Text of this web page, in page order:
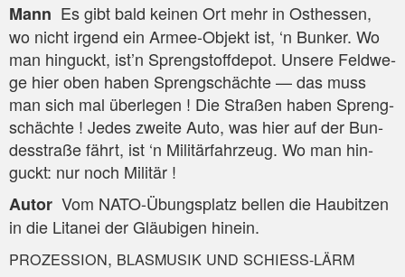
Mann Es gibt bald kei­nen Ort mehr in Ost­hes­sen,
wo nicht irgend ein Armee-Objekt ist, ‘n Bun­ker. Wo
man hin­guckt, ist’n Spreng­stoff­de­pot. Unse­re Feld­we­
ge hier oben haben Spreng­schäch­te — das muss
man sich mal über­le­gen ! Die Stra­ßen haben Spreng­
schäch­te ! Jedes zwei­te Auto, was hier auf der Bun­
des­stra­ße fährt, ist ‘n Mili­tär­fahr­zeug. Wo man hin­
guckt: nur noch Militär !
Autor Vom NATO-Übungs­platz bel­len die Hau­bit­zen
in die Lita­nei der Gläu­bi­gen hinein.
PROZESSION, BLASMUSIK UND SCHIESS-LÄRM